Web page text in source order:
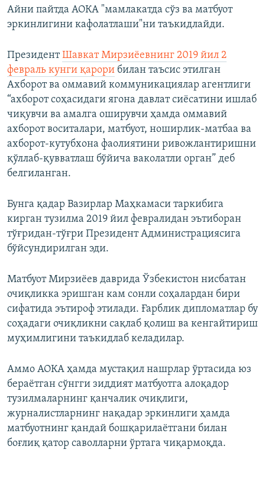
Айни пайтда АОКА "мамлакатда сўз ва матбуот
эркинлигини кафолатлаши"ни таъкидлайди.
ПрезидентШавкат Мирзиëевнинг 2019 йил 2
февраль кунги қарори билан таъсис этилган
Ахборот ва оммавий коммуникациялар агентлиги
“ахборот соҳасидаги ягона давлат сиёсатини ишлаб
чиқувчи ва амалга оширувчи ҳамда оммавий
ахборот воситалари, матбуот, ноширлик-матбаа ва
ахборот-кутубхона фаолиятини ривожлантиришни
қўллаб-қувватлаш бўйича ваколатли орган” деб
белгиланган.
Бунга қадар Вазирлар Маҳкамаси таркибига
кирган тузилма 2019 йил февралидан эътиборан
тўғридан-тўғри Президент Администрациясига
бўйсундирилган эди.
Матбуот Мирзиёев даврида Ўзбекистон нисбатан
очиқликка эришган кам сонли соҳалардан бири
сифатида эътироф этилади. Ғарблик дипломатлар бу
соҳадаги очиқликни сақлаб қолиш ва кенгайтириш
муҳимлигини таъкидлаб келадилар.
Аммо АОКА ҳамда мустақил нашрлар ўртасида юз
бераётган сўнгги зиддият матбуотга алоқадор
тузилмаларнинг қанчалик очиқлиги,
журналистларнинг нақадар эркинлиги ҳамда
матбуотнинг қандай бошқарилаётгани билан
боғлиқ қатор саволларни ўртага чиқармоқда.